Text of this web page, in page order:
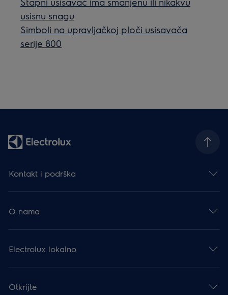
usisnu snagu
Simboli na upravljačkoj ploči usisavača
serije 800
Kontakt i podrška
O nama
Electrolux lokalno
Otkrijte